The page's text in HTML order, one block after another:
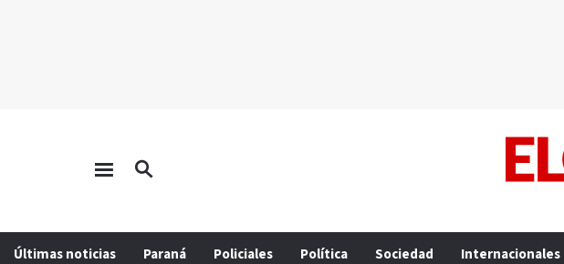
Últimas noticias Paraná Policiales Política Sociedad Internacionales